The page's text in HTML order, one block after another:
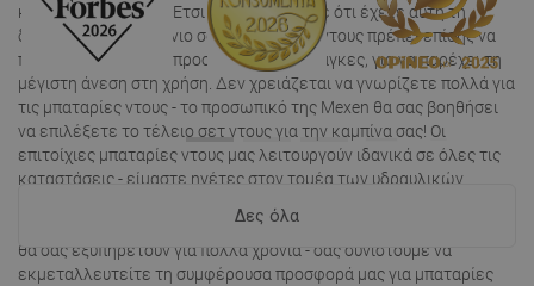
κλασικό ή επιτοίχιο. Έτσι θα βεβαιωθείτε ότι έχετε αυτή τη
δυνατότητα στο μπάνιο σας. Η μπαταρία ντους πρέπει επίσης να
προσαρμόζεται στις προσωπικές σας ανάγκες, για να παρέχει τη
μέγιστη άνεση στη χρήση. Δεν χρειάζεται να γνωρίζετε πολλά για
τις μπαταρίες ντους - το προσωπικό της Mexen θα σας βοηθήσει
να επιλέξετε το τέλειο σετ ντους για την καμπίνα σας! Οι
επιτοίχιες μπαταρίες ντους μας λειτουργούν ιδανικά σε όλες τις
καταστάσεις - είμαστε ηγέτες στον τομέα των υδραυλικών
όπως η μπαταρία ντους ή υψηλής ποιότητας κεφαλές ντους που
θα σας εξυπηρετούν για πολλά χρόνια - σας συνιστούμε να
εκμεταλλευτείτε τη συμφέρουσα προσφορά μας για μπαταρίες
Δες όλα